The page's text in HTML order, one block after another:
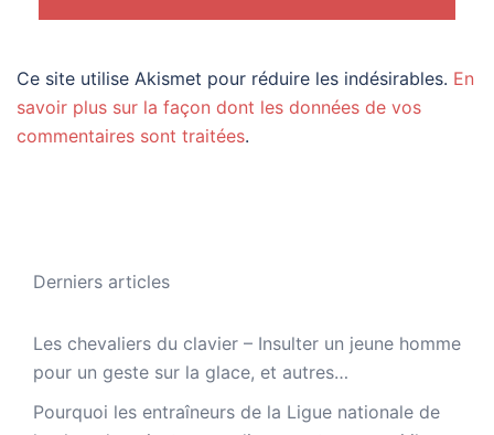
Ce site utilise Akismet pour réduire les indésirables. En
savoir plus sur la façon dont les données de vos
commentaires sont traitées.
Derniers articles
Les chevaliers du clavier – Insulter un jeune homme
pour un geste sur la glace, et autres…
Pourquoi les entraîneurs de la Ligue nationale de